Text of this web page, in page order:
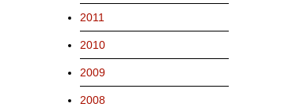
2011
2010
2009
2008